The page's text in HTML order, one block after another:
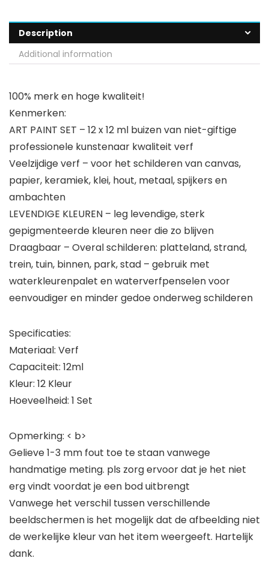
Description
Additional information
100% merk en hoge kwaliteit!
Kenmerken:
ART PAINT SET – 12 x 12 ml buizen van niet-giftige
professionele kunstenaar kwaliteit verf
Veelzijdige verf – voor het schilderen van canvas,
papier, keramiek, klei, hout, metaal, spijkers en
ambachten
LEVENDIGE KLEUREN – leg levendige, sterk
gepigmenteerde kleuren neer die zo blijven
Draagbaar – Overal schilderen: platteland, strand,
trein, tuin, binnen, park, stad – gebruik met
waterkleurenpalet en waterverfpenselen voor
eenvoudiger en minder gedoe onderweg schilderen
Specificaties:
Materiaal: Verf
Capaciteit: 12ml
Kleur: 12 Kleur
Hoeveelheid: 1 Set
Opmerking: < b>
Gelieve 1-3 mm fout toe te staan vanwege
handmatige meting. pls zorg ervoor dat je het niet
erg vindt voordat je een bod uitbrengt
Vanwege het verschil tussen verschillende
beeldschermen is het mogelijk dat de afbeelding niet
de werkelijke kleur van het item weergeeft. Hartelijk
dank.